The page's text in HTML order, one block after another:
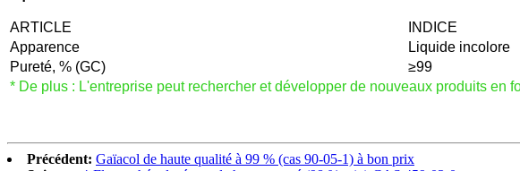
ARTICLE
INDICE
Apparence
Liquide incolore
Pureté, % (GC)
≥99
* De plus : L'entreprise peut rechercher et développer de nouveaux produits en
Précédent: Gaïacol de haute qualité à 99 % (cas 90-05-1) à bon prix